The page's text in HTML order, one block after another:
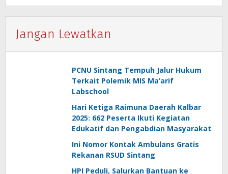
Jangan Lewatkan
PCNU Sintang Tempuh Jalur Hukum
Terkait Polemik MIS Ma’arif
Labschool
Hari Ketiga Raimuna Daerah Kalbar
2025: 662 Peserta Ikuti Kegiatan
Edukatif dan Pengabdian Masyarakat
Ini Nomor Kontak Ambulans Gratis
Rekanan RSUD Sintang
HPI Peduli, Salurkan Bantuan ke